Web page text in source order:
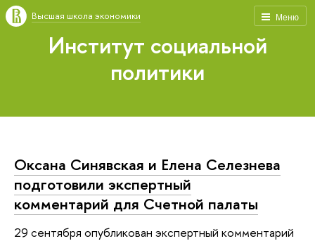
Меню
Высшая школа экономики
Институт социальной
политики
Оксана Синявская и Елена Селезнева
подготовили экспертный
комментарий для Счетной палаты
29 сентября опубликован экспертный комментарий